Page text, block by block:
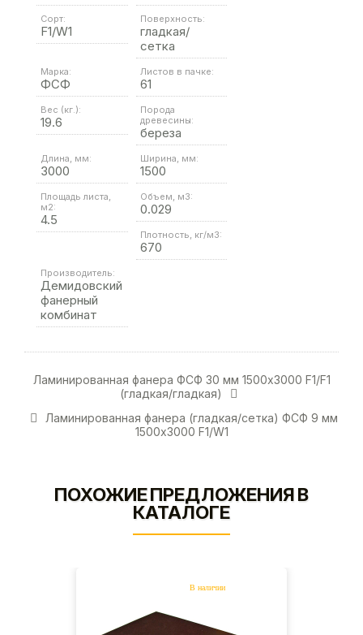
Сорт:
F1/W1
Поверхность:
гладкая/
сетка
Марка:
ФСФ
Листов в пачке:
61
Вес (кг.):
19.6
Порода
древесины:
береза
Длина, мм:
3000
Ширина, мм:
1500
Площадь листа,
м2:
4.5
Объем, м3:
0.029
Плотность, кг/м3:
670
Производитель:
Демидовский
фанерный
комбинат
Ламинированная фанера ФСФ 30 мм 1500х3000 F1/F1
(гладкая/гладкая)
Ламинированная фанера (гладкая/сетка) ФСФ 9 мм
1500х3000 F1/W1
ПОХОЖИЕ ПРЕДЛОЖЕНИЯ В
КАТАЛОГЕ